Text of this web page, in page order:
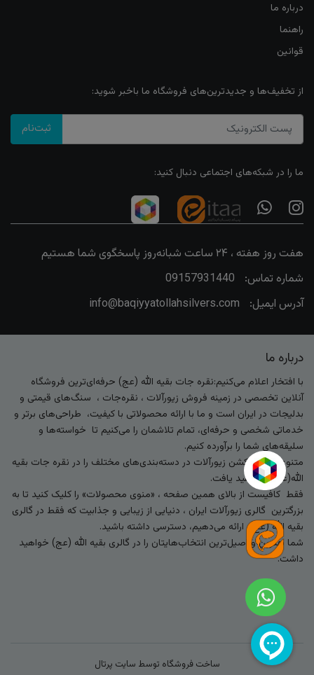
درباره ما
راهنما
قوانین
از تخفیف‌ها و جدیدترین‌های فروشگاه ما باخبر شوید:
ثبت‌نام
ما را در شبکه‌های اجتماعی دنبال کنید:
هفت روز هفته ، ۲۴ ساعت شبانه‌روز پاسخگوی شما هستیم
شماره تماس:
09157931440
آدرس ایمیل:
info@baqiyyatollahsilvers.com
درباره ما
با افتخار اعلام می‌کنیم:نقره جات بقیه الله (عج) حرفه‌ای‌ترین فروشگاه
آنلاین تخصصی در زمینه فروش زیورآلات ، نقره‌جات ، سنگ‌های قیمتی و
بدلیجات در ایران است و ما با ارائه محصولاتی با کیفیت، طراحی‌های برتر و
خدماتی شخصی و حرفه‌ای، تمام تلاشمان را می‌کنیم تا خواسته‌ها و
سلیقه‌های شما را برآورده کنیم.
متنوع‌ترین کالکشن زیورآلات در دسته‌بندی‌های مختلف را در نقره جات بقیه
الله(عج) خواهید یافت.
فقط کافیست از بالای همین صفحه ، «منوی محصولات» را کلیک کنید تا به
بزرگترین گالری زیورآلات ایران ، دنیایی از زیبایی و جذابیت که فقط در گالری
بقیه الله (عج) ارائه می‌دهیم، دسترسی داشته باشید.
شما بهترین و اصیل‌ترین انتخاب‌هایتان را در گالری بقیه الله (عج) خواهید
داشت.
ساخت فروشگاه توسط سایت پرتال